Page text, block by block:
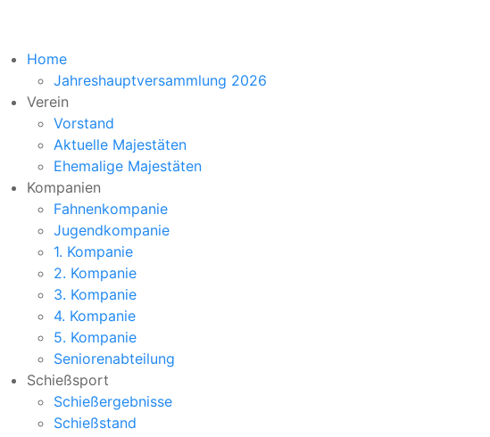
Home
Jahreshauptversammlung 2026
Verein
Vorstand
Aktuelle Majestäten
Ehemalige Majestäten
Kompanien
Fahnenkompanie
Jugendkompanie
1. Kompanie
2. Kompanie
3. Kompanie
4. Kompanie
5. Kompanie
Seniorenabteilung
Schießsport
Schießergebnisse
Schießstand